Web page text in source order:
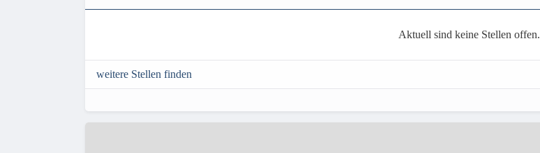
Aktuell sind keine Stellen offen.
weitere Stellen finden